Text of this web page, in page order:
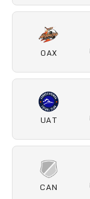
OAX
UAT
CAN